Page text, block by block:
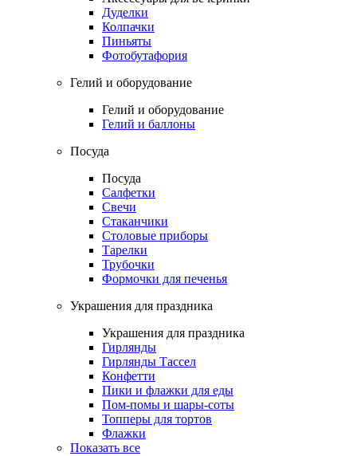
Дуделки
Колпачки
Пиньяты
Фотобутафория
Гелий и оборудование
Гелий и оборудование
Гелий и баллоны
Посуда
Посуда
Салфетки
Свечи
Стаканчики
Столовые приборы
Тарелки
Трубочки
Формочки для печенья
Украшения для праздника
Украшения для праздника
Гирлянды
Гирлянды Тассел
Конфетти
Пики и флажки для еды
Пом-помы и шары-соты
Топперы для тортов
Флажки
Показать все